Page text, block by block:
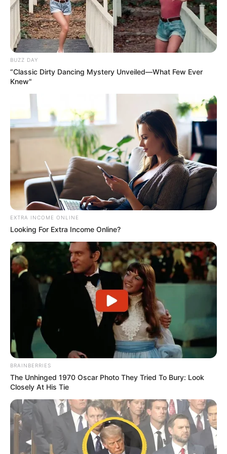
zu sehen.
Kompass zu den Nachbarregionen von Neuruppin:
N
W O
Die Burgen, Festungen, Schlösser und Klöster in und im
Umland von Neuruppin, in der Ausflugsregion Land
Ruppin, sind Unterrubriken derschönsten Schlösser in
Deutschland
und derschönsten Burgen in Deutschland
Klosteranlagen in anderen Regionen sind außerdem in
der speziellen Suche fürKlöster und Abteienzu finden.
Und ebenso interessant ist sicher die Geschichte, wie
Burgen Schlösser wurden
BUZZ DAY
“Classic Dirty Dancing Mystery Unveiled—What Few Ever
Knew"
EXTRA INCOME ONLINE
Looking For Extra Income Online?
BRAINBERRIES
The Unhinged 1970 Oscar Photo They Tried To Bury: Look
Closely At His Tie